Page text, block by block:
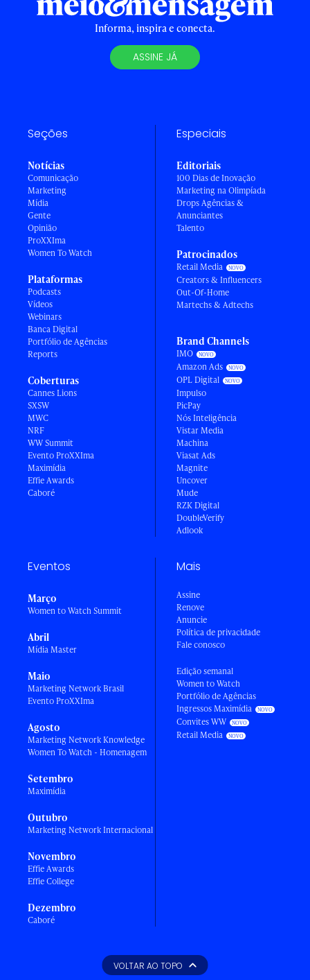
Informa, inspira e conecta.
ASSINE JÁ
Seções
Notícias
Comunicação
Marketing
Mídia
Gente
Opinião
ProXXIma
Women To Watch
Plataformas
Podcasts
Vídeos
Webinars
Banca Digital
Portfólio de Agências
Reports
Coberturas
Cannes Lions
SXSW
MWC
NRF
WW Summit
Evento ProXXIma
Maximídia
Effie Awards
Caboré
Especiais
Editoriais
100 Dias de Inovação
Marketing na Olimpíada
Drops Agências &
Anunciantes
Talento
Patrocinados
Retail Media
Creators & Influencers
Out-Of-Home
Martechs & Adtechs
Brand Channels
IMO
Amazon Ads
OPL Digital
Impulso
PicPay
Nós Inteligência
Vistar Media
Machina
Viasat Ads
Magnite
Uncover
Mude
RZK Digital
DoubleVerify
Adlook
Eventos
Março
Women to Watch Summit
Abril
Mídia Master
Maio
Marketing Network Brasil
Evento ProXXIma
Agosto
Marketing Network Knowledge
Women To Watch - Homenagem
Setembro
Maximídia
Outubro
Marketing Network Internacional
Novembro
Effie Awards
Effie College
Dezembro
Caboré
Mais
Assine
Renove
Anuncie
Política de privacidade
Fale conosco
Edição semanal
Women to Watch
Portfólio de Agências
Ingressos Maximídia
Convites WW
Retail Media
VOLTAR AO TOPO